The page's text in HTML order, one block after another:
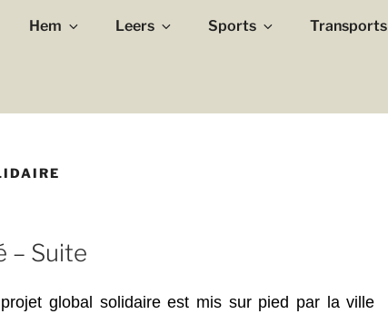
Hem Leers Sports Transports
– Suite
global solidaire est mis sur pied par la ville